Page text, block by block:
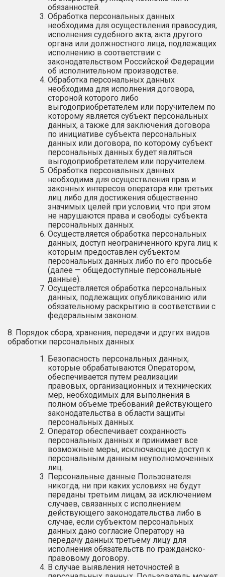
обязанностей.
Обработка персональных данных
необходима для осуществления правосудия,
исполнения судебного акта, акта другого
органа или должностного лица, подлежащих
исполнению в соответствии с
законодательством Российской Федерации
об исполнительном производстве.
Обработка персональных данных
необходима для исполнения договора,
стороной которого либо
выгодоприобретателем или поручителем по
которому является субъект персональных
данных, а также для заключения договора
по инициативе субъекта персональных
данных или договора, по которому субъект
персональных данных будет являться
выгодоприобретателем или поручителем.
Обработка персональных данных
необходима для осуществления прав и
законных интересов оператора или третьих
лиц либо для достижения общественно
значимых целей при условии, что при этом
не нарушаются права и свободы субъекта
персональных данных.
Осуществляется обработка персональных
данных, доступ неограниченного круга лиц к
которым предоставлен субъектом
персональных данных либо по его просьбе
(далее — общедоступные персональные
данные).
Осуществляется обработка персональных
данных, подлежащих опубликованию или
обязательному раскрытию в соответствии с
федеральным законом.
8. Порядок сбора, хранения, передачи и других видов
обработки персональных данных
Безопасность персональных данных,
которые обрабатываются Оператором,
обеспечивается путем реализации
правовых, организационных и технических
мер, необходимых для выполнения в
полном объеме требований действующего
законодательства в области защиты
персональных данных.
Оператор обеспечивает сохранность
персональных данных и принимает все
возможные меры, исключающие доступ к
персональным данным неуполномоченных
лиц.
Персональные данные Пользователя
никогда, ни при каких условиях не будут
переданы третьим лицам, за исключением
случаев, связанных с исполнением
действующего законодательства либо в
случае, если субъектом персональных
данных дано согласие Оператору на
передачу данных третьему лицу для
исполнения обязательств по гражданско-
правовому договору.
В случае выявления неточностей в